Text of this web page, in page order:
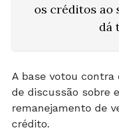
os créditos ao
dá
A base votou
de discussão sobre
remanejamento de
crédito.